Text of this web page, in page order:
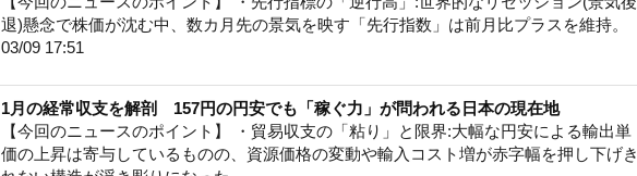
退)懸念で株価が沈む中、数カ月先の景気を映す「先行指数」は前月比プラスを維持。
03/09 17:51
1月の経常収支を解剖 157円の円安でも「稼ぐ力」が問われる日本の現在地
【今回のニュースのポイント】 ・貿易収支の「粘り」と限界:大幅な円安による輸出単
価の上昇は寄与しているものの、資源価格の変動や輸入コスト増が赤字幅を押し下げき